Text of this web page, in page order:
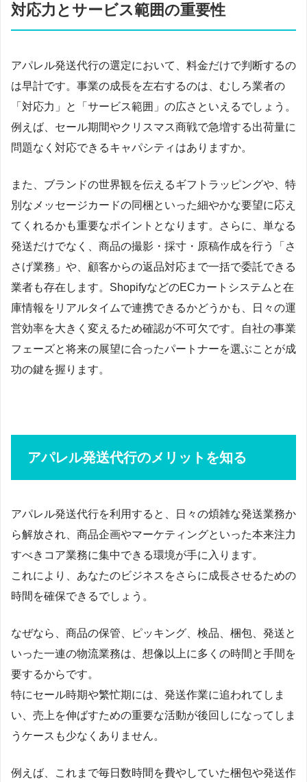
対応力とサービス範囲の重要性
アパレル発送代行の選定において、料金だけで判断するの
は早計です。事業の成長を左右するのは、むしろ業者の
「対応力」と「サービス範囲」の広さといえるでしょう。
例えば、セール期間やクリスマス商戦で急増する出荷量に
問題なく対応できるキャパシティはありますか。
また、ブランドの世界観を伝えるギフトラッピングや、特
別なメッセージカードの同梱といった細やかな要望に応え
てくれるかも重要なポイントとなります。さらに、単なる
発送だけでなく、商品の撮影・採寸・原稿作成を行う「さ
さげ業務」や、顧客からの返品対応まで一括で委託できる
業者も存在します。ShopifyなどのECカートシステムと在
庫情報をリアルタイムで連携できるかどうかも、日々の運
営効率を大きく変えるため確認が不可欠です。自社の事業
フェーズと将来の展望に合ったパートナーを選ぶことが成
功の鍵を握ります。
アパレル発送代行のメリットを知る
アパレル発送代行を利用すると、日々の煩雑な発送業務か
ら解放され、商品企画やマーケティングといった本来注力
すべきコア業務に集中できる環境が手に入ります。
これにより、あなたのビジネスをさらに成長させるための
時間を確保できるでしょう。
なぜなら、商品の保管、ピッキング、検品、梱包、発送と
いった一連の物流業務は、想像以上に多くの時間と手間を
要するからです。
特にセール時期や繁忙期には、発送作業に追われてしま
い、売上を伸ばすための重要な活動が後回しになってしま
うケースも少なくありません。
例えば、これまで毎日数時間を費やしていた梱包や発送作